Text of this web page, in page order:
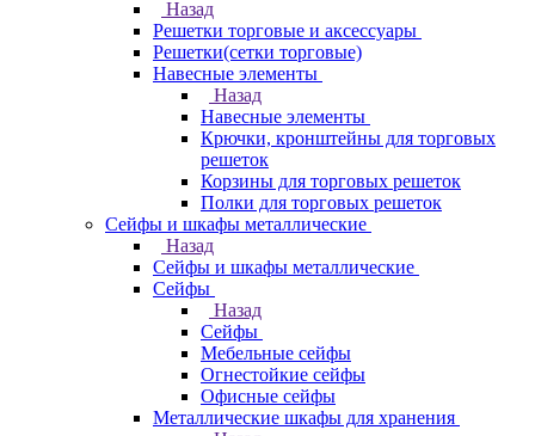
Назад
Решетки торговые и аксессуары
Решетки(сетки торговые)
Навесные элементы
Назад
Навесные элементы
Крючки, кронштейны для торговых
решеток
Корзины для торговых решеток
Полки для торговых решеток
Сейфы и шкафы металлические
Назад
Сейфы и шкафы металлические
Сейфы
Назад
Сейфы
Мебельные сейфы
Огнестойкие сейфы
Офисные сейфы
Металлические шкафы для хранения